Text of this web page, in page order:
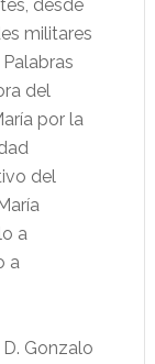
desde
militares
del
por la
del
a
a
Gonzalo